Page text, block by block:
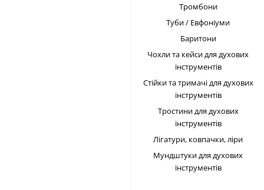
Тромбони
Туби / Евфоніуми
Баритони
Чохли та кейси для духових
інструментів
Стійки та тримачі для духових
інструментів
Тростини для духових
інструментів
Лігатури, ковпачки, ліри
Мундштуки для духових
інструментів